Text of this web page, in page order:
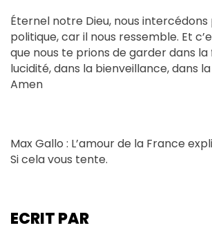
Éternel notre Dieu, nous intercédons
politique, car il nous ressemble. Et
que nous te prions de garder dans
lucidité, dans la bienveillance, dans
Amen
Max Gallo : L’amour de la France
Si cela vous tente.
ECRIT PAR